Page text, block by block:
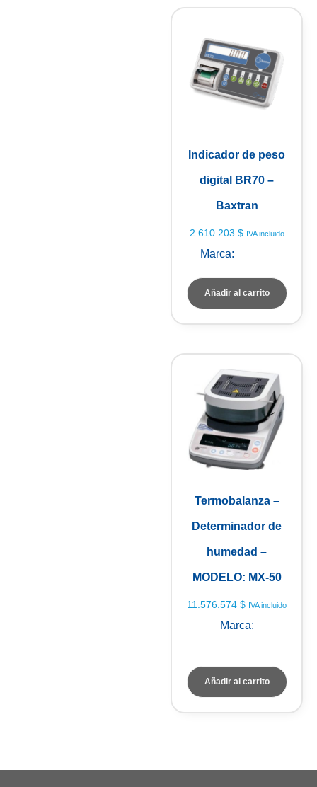
Indicador de peso
digital BR70 –
Baxtran
2.610.203 $ IVA incluido
Marca:
Añadir al carrito
Termobalanza –
Determinador de
humedad –
MODELO: MX-50
11.576.574 $ IVA incluido
Marca:
Añadir al carrito